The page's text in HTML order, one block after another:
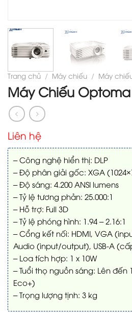
Trang chủ / Máy chiếu / Máy
Máy Chiếu Optoma
Liên hệ
– Công nghệ hiển thị: DLP
– Độ phân giải gốc: XGA
– Độ sáng: 4.200 ANSI lumens
– Tỷ lệ tương phản: 25.000:1
– Hỗ trợ: Full 3D
– Tỷ lệ phóng hình: 1.94 – 2.16:1
– Cổng kết nối: HDMI, VGA
Audio (input/output), USB-A
– Loa tích hợp: 1 x 10W
– Tuổi thọ nguồn sáng: Lên đến
Eco+)
– Trọng lượng tịnh: 3 kg